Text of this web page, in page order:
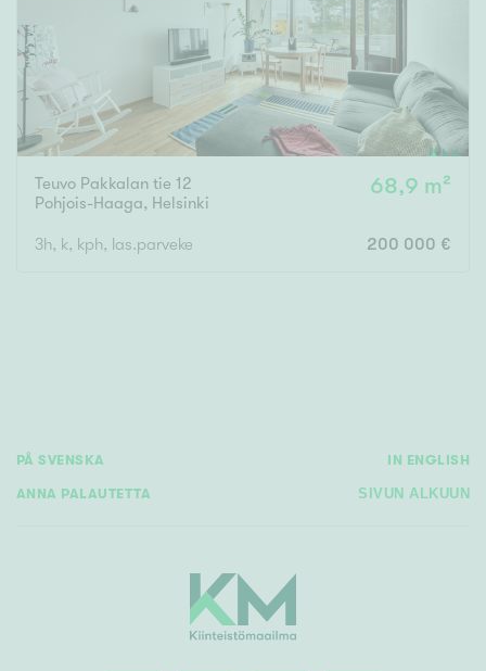
Teuvo Pakkalan tie 12
Pohjois-Haaga, Helsinki
68,9 m²
3h, k, kph, las.parveke 200 000 €
PÅ SVENSKA IN ENGLISH
ANNA PALAUTETTA SIVUN ALKUUN